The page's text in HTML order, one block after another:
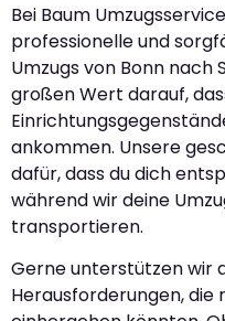
Bei Baum
professionelle und
Umzugs von Bonn nach
großen Wert darauf,
ankommen. Unsere
dafür, dass du dich
während wir deine
transportieren.
Gerne unterstützen wir
Herausforderungen, die